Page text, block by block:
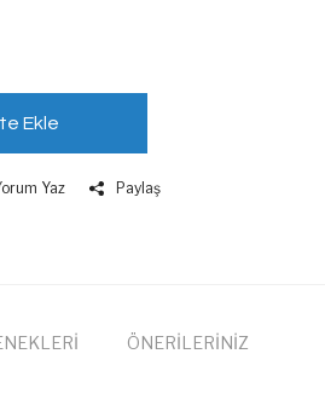
Ekle
Yaz Paylaş
ÖNERİLERİNİZ